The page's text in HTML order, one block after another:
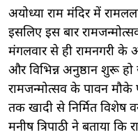
अयोध्या राम मंदिर में
इसलिए इस बार
मंगलवार से ही रामनगरी के
और विभिन्न अनुष्ठान शुरू हो
रामजन्मोत्सव के पावन मौके
तक खादी से निर्मित विशेष
मनीष त्रिपाठी ने बताया